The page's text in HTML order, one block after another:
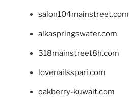
salon104mainstreet.com
alkaspringswater.com
318mainstreet8h.com
lovenailsspari.com
oakberry-kuwait.com